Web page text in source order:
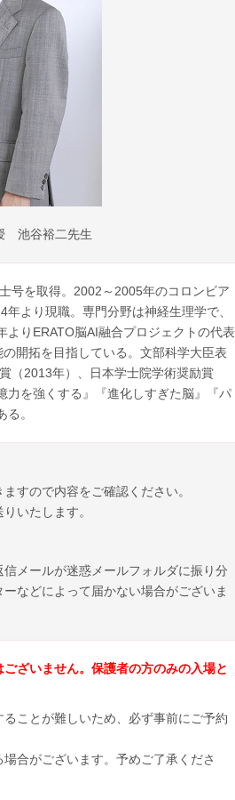
池谷裕二先生
号を取得。2002～2005年のコロンビア
より現職。専門分野は神経生理学で、
りERATO脳AI融合プロジェクトの代表
開拓を目指している。文部科学大臣表
（2013年）、日本学士院学術奨励賞
力を強くする』『進化しすぎた脳』『パ
。
すので内容をご確認ください。
いたします。
メールが迷惑メールフォルダに振り分
などによって届かない場合がございま
ざいません。保護者の方のみの入場と
ことが難しいため、必ず事前にご予約
合がございます。予めご了承くださ